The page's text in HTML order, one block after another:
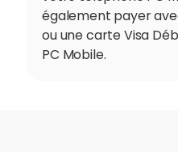
également payer
ou une carte Visa
PC Mobile.